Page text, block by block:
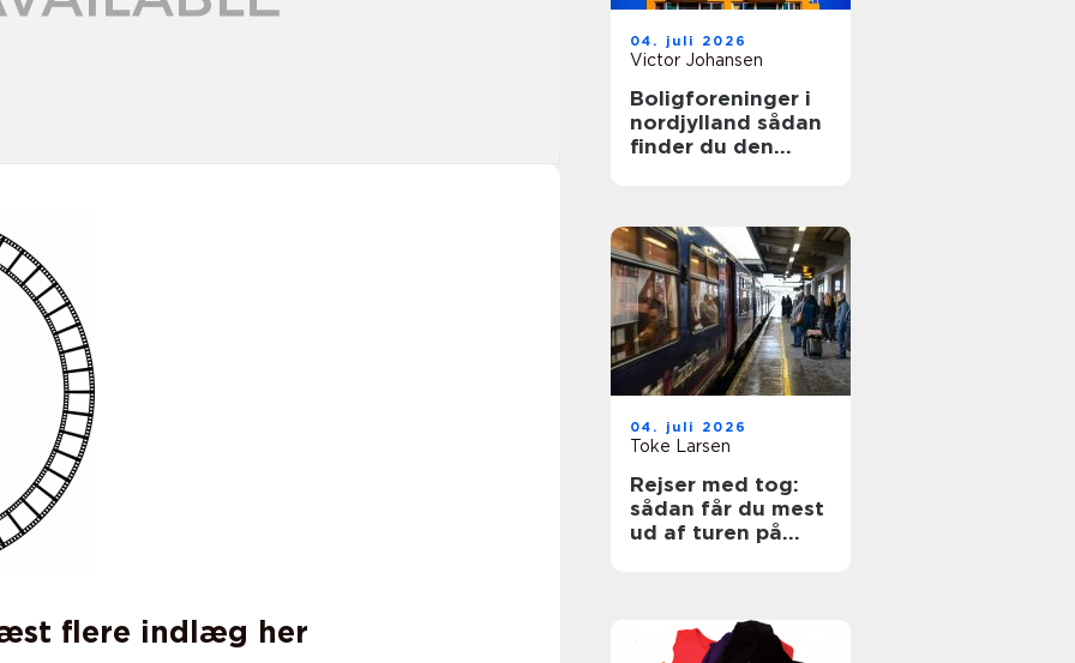
flere indlæg her
04. juli 2026
Victor Johansen
Boligforeninger i
nordjylland sådan
finder du den
04. juli 2026
Toke Larsen
Rejser med tog:
sådan får du mest
ud af turen på